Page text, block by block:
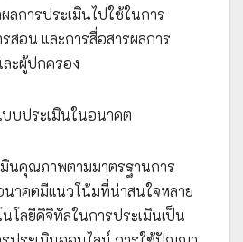
ลการประเมินไปใช้ในการ
สอน และการสื่อสารผลการ
ะผู้ปกครอง
บประเมินในอนาคต
นคุณภาพตามมาตรฐานการ
าคตมีแนวโน้มที่น่าสนใจหลาย
โลยีดิจิทัลในการประเมินเป็น